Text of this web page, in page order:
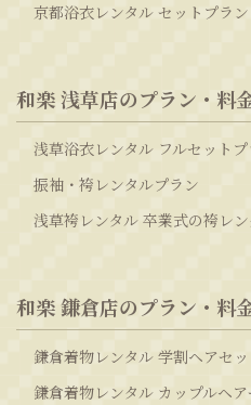
京都浴衣レンタル セットプラン
和楽 浅草店のプラン・料
浅草浴衣レンタル フルセット
振袖・袴レンタルプラン
浅草袴レンタル 卒業式の袴レ
和楽 鎌倉店のプラン・料
鎌倉着物レンタル 学割ヘアセ
鎌倉着物レンタル カップルヘ